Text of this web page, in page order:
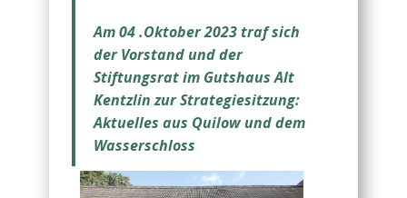
Am 04 .Oktober 2023 traf sich
der Vorstand und der
Stiftungsrat im Gutshaus Alt
Kentzlin zur Strategiesitzung:
Aktuelles aus Quilow und dem
Wasserschloss